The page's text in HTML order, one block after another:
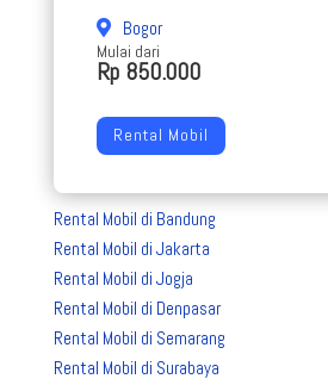
Bogor
Mulai dari
Rp 850.000
Rental Mobil
Rental Mobil di Bandung
Rental Mobil di Jakarta
Rental Mobil di Jogja
Rental Mobil di Denpasar
Rental Mobil di Semarang
Rental Mobil di Surabaya